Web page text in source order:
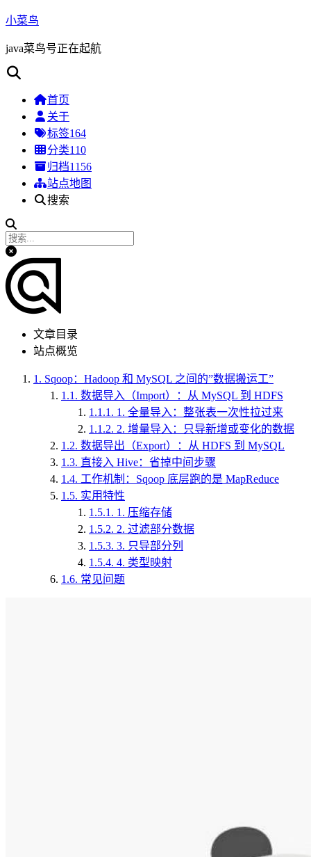
小菜鸟
java菜鸟号正在起航
首页
关于
标签164
分类110
归档1156
站点地图
搜索
文章目录
站点概览
1. Sqoop：Hadoop 和 MySQL 之间的”数据搬运工”
1.1. 数据导入（Import）：从 MySQL 到 HDFS
1.1.1. 1. 全量导入：整张表一次性拉过来
1.1.2. 2. 增量导入：只导新增或变化的数据
1.2. 数据导出（Export）：从 HDFS 到 MySQL
1.3. 直接入 Hive：省掉中间步骤
1.4. 工作机制：Sqoop 底层跑的是 MapReduce
1.5. 实用特性
1.5.1. 1. 压缩存储
1.5.2. 2. 过滤部分数据
1.5.3. 3. 只导部分列
1.5.4. 4. 类型映射
1.6. 常见问题